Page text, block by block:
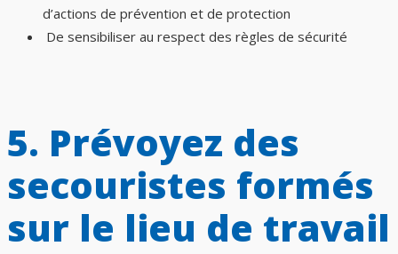
d’actions de prévention et de protection
De sensibiliser au respect des règles de sécurité
5. Prévoyez des
secouristes formés
sur le lieu de travail